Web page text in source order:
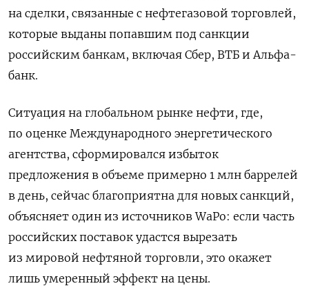
на сделки, связанные с нефтегазовой торговлей,
которые выданы попавшим под санкции
российским банкам, включая Сбер, ВТБ и Альфа-
банк.
Ситуация на глобальном рынке нефти, где,
по оценке Международного энергетического
агентства, сформировался избыток
предложения в объеме примерно 1 млн баррелей
в день, сейчас благоприятна для новых санкций,
объясняет один из источников WaPo: если часть
российских поставок удастся вырезать
из мировой нефтяной торговли, это окажет
лишь умеренный эффект на цены.